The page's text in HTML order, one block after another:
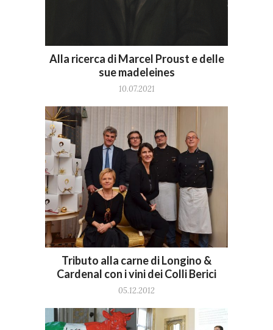
Alla ricerca di Marcel Proust e delle
sue madeleines
10.07.2021
Tributo alla carne di Longino &
Cardenal con i vini dei Colli Berici
05.12.2012